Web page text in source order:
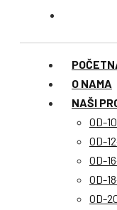
O NAMA
NAŠI
OD-
OD-
OD-
OD-
OD-